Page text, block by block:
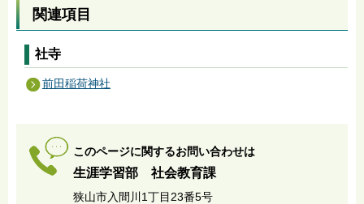
関連項目
社寺
前田稲荷神社
このページに関するお問い合わせは
生涯学習部 社会教育課
狭山市入間川1丁目23番5号